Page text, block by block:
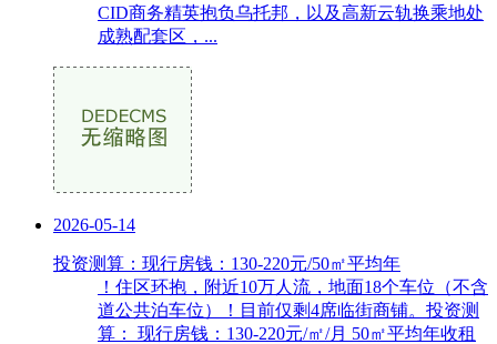
CID商务精英抱负乌托邦，以及高新云轨换乘地处
成熟配套区，...
2026-05-14
投资测算：现行房钱：130-220元/50㎡平均年
！住区环抱，附近10万人流，地面18个车位（不含
道公共泊车位）！目前仅剩4席临街商铺。投资测
算： 现行房钱：130-220元/㎡/月 50㎡平均年收租